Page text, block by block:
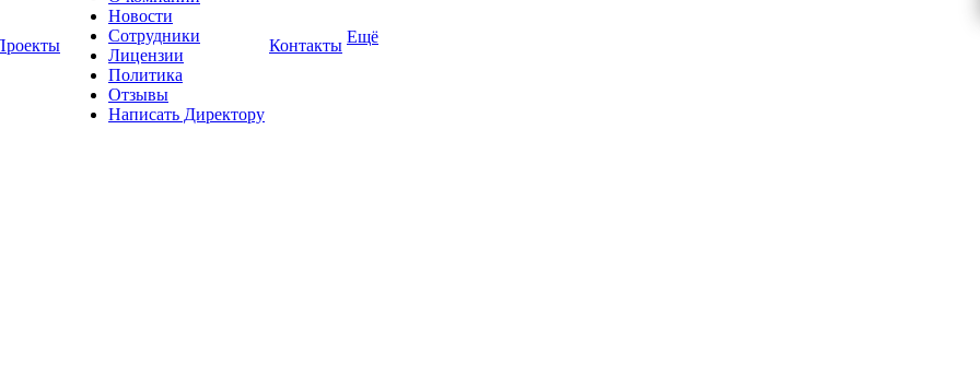
Новости
Сотрудники
Лицензии
Политика
Отзывы
Написать Директору
Контакты Ещё